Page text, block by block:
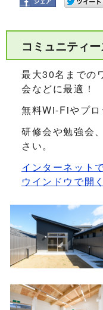
コミュニティ
最大30名までの
会などに最適！
無料Wi-Fiやプロ
研修会や勉強会
さい。
インターネット
ウインドウで開く